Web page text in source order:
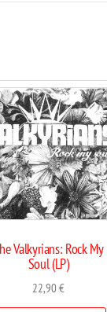
Valkyrians: Rock My
Soul (LP)
22,90€